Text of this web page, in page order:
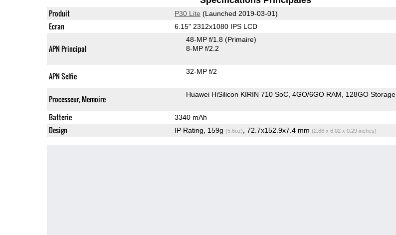
Produit P30 Lite (Launched 2019-03-01)
Ecran 6.15" 2312x1080 IPS LCD
APN Principal
48-MP f/1.8 (Primaire)
8-MP f/2.2
APN Selfie 32-MP f/2
Processeur, Memoire Huawei HiSilicon KIRIN 710 SoC 4GO/6GO RAM 128GO Storage
Batterie 3340 mAh
Design IP Rating, 159g (5.6oz) , 72.7x152.9x7.4 mm (2.86 x 6.02 x 0.29 inches)